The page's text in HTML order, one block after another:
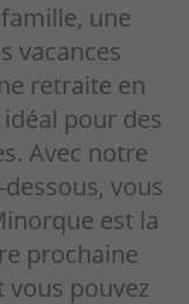
une
vacances
retraite en
pour des
Avec notre
vous
est la
prochaine
pouvez